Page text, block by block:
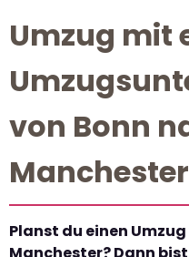
Umzug mit
von Bonn
Manchester
Planst du einen